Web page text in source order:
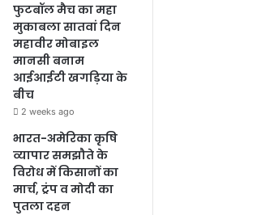
फुटबॉल मैच का महा
मुकाबला सातवां दिन
महावीर मोबाइल
मानसी बनाम
आईआईटी खगड़िया के
बीच
2 weeks ago
भारत-अमेरिका कृषि
व्यापार समझौते के
विरोध में किसानों का
मार्च, ट्रंप व मोदी का
पुतला दहन